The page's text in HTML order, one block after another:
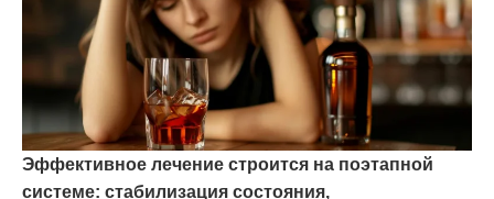
Эффективное лечение строится на поэтапной
системе: стабилизация состояния,